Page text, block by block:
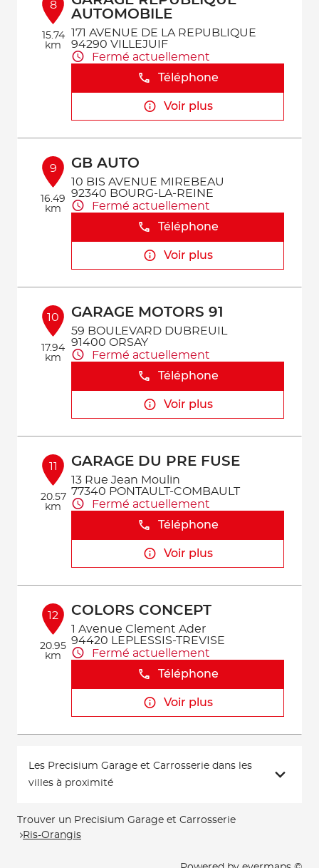
8
15.74
km
AUTOMOBILE
171 AVENUE DE LA REPUBLIQUE
94290 VILLEJUIF
Fermé actuellement
Téléphone
Voir plus
9
16.49
km
GB AUTO
10 BIS AVENUE MIREBEAU
92340 BOURG-LA-REINE
Fermé actuellement
Téléphone
Voir plus
10
17.94
km
GARAGE MOTORS 91
59 BOULEVARD DUBREUIL
91400 ORSAY
Fermé actuellement
Téléphone
Voir plus
11
20.57
km
GARAGE DU PRE FUSE
13 Rue Jean Moulin
77340 PONTAULT-COMBAULT
Fermé actuellement
Téléphone
Voir plus
12
20.95
km
COLORS CONCEPT
1 Avenue Clement Ader
94420 LEPLESSIS-TREVISE
Fermé actuellement
Téléphone
Voir plus
Les Precisium Garage et Carrosserie dans les
villes à proximité
Trouver un Precisium Garage et Carrosserie
Ris-Orangis